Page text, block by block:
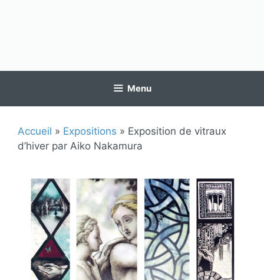
Menu
Accueil » Expositions » Exposition de vitraux
d’hiver par Aiko Nakamura